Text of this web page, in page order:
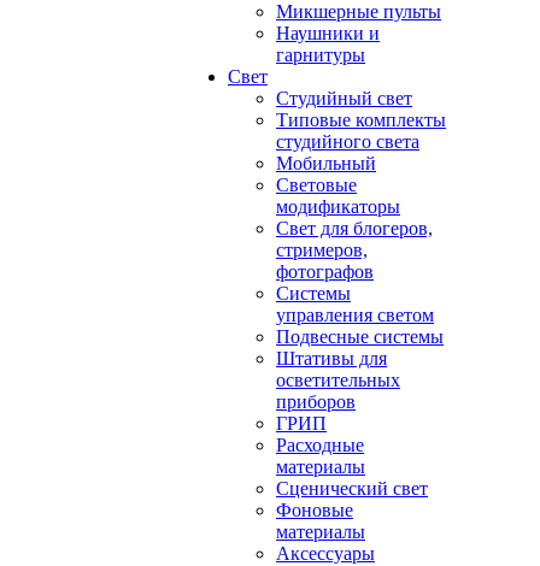
Микшерные пульты
Наушники и
гарнитуры
Свет
Студийный свет
Типовые комплекты
студийного света
Мобильный
Световые
модификаторы
Свет для блогеров,
стримеров,
фотографов
Системы
управления светом
Подвесные системы
Штативы для
осветительных
приборов
ГРИП
Расходные
материалы
Сценический свет
Фоновые
материалы
Аксессуары